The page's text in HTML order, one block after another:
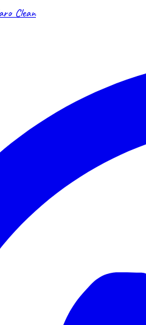
Clean